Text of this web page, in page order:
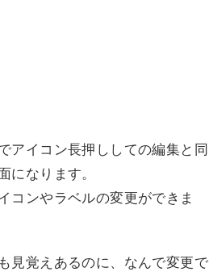
アイコン長押ししての編集と同
になります。
コンやラベルの変更ができま
見覚えあるのに、なんで変更で